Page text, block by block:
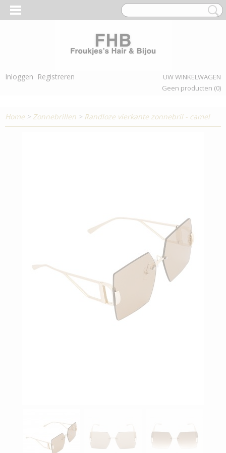
Inloggen Registreren
UW WINKELWAGEN
Geen producten (0)
Home > Zonnebrillen > Randloze vierkante zonnebril - camel